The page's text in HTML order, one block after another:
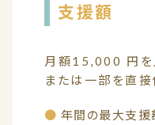
支援額
月額15,000 円を
または一部を直
年間の最大支